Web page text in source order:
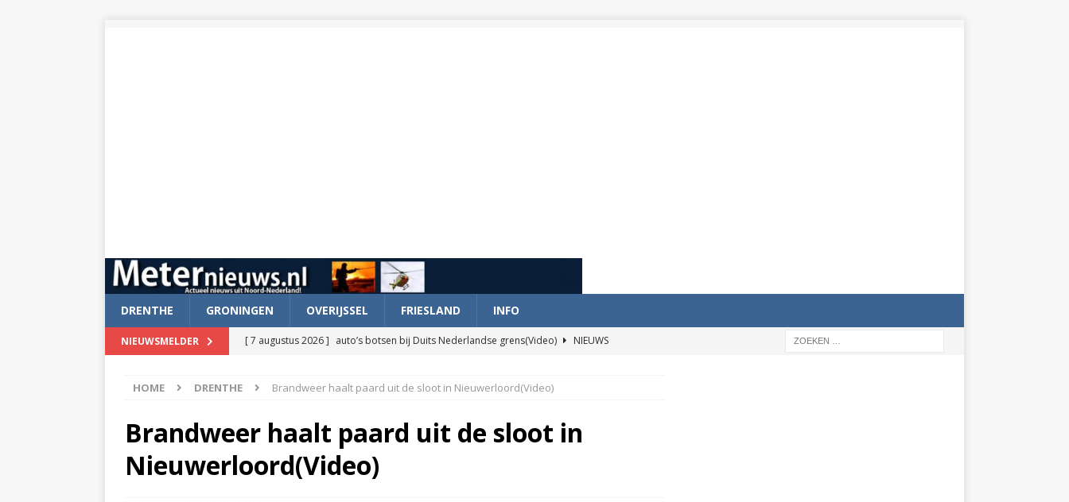
DRENTHE GRONINGEN OVERIJSSEL FRIESLAND INFO
NIEUWSMELDER [ 7 augustus 2026 ] auto’s botsen bij Duits Nederlandse grens(Video)
NIEUWS
[ 6 augustus 2026 ] Klapband en wagen met stro in de brand in Oosterhesselen(Video)
NIEUWS
Machine brand in Wijster(Video)
[ 7 augustus 2026 ] Surfer aangevaren op Schildmeer Steendam(Video)
HOME DRENTHE Brandweer haalt paard uit de sloot in Nieuwerloord(Video)
Brandweer haalt paard uit de sloot in
Nieuwerloord(Video)